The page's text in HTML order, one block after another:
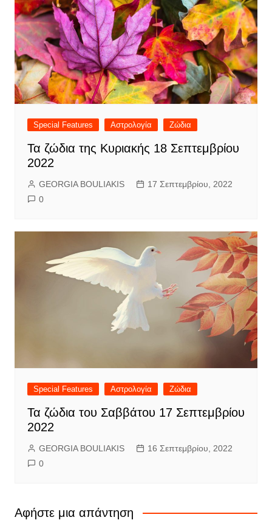
Special Features Αστρολογία Ζώδια
Τα ζώδια της Κυριακής 18 Σεπτεμβρίου
2022
GEORGIA BOULIAKIS
17 Σεπτεμβρίου, 2022
0
Special Features Αστρολογία Ζώδια
Τα ζώδια του Σαββάτου 17 Σεπτεμβρίου
2022
GEORGIA BOULIAKIS
16 Σεπτεμβρίου, 2022
0
Αφήστε μια απάντηση